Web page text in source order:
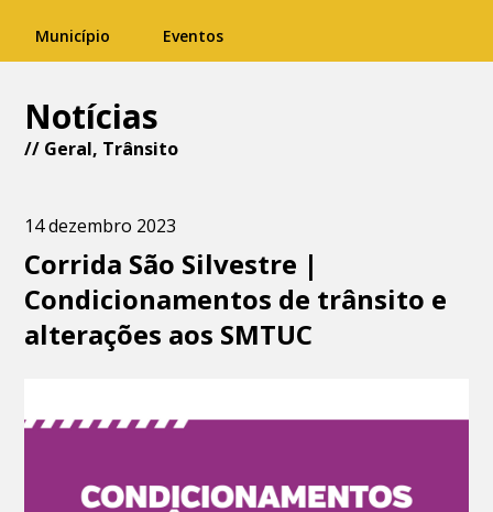
Município Eventos
Notícias
// Geral, Trânsito
14 dezembro 2023
Corrida São Silvestre |
Condicionamentos de trânsito e
alterações aos SMTUC